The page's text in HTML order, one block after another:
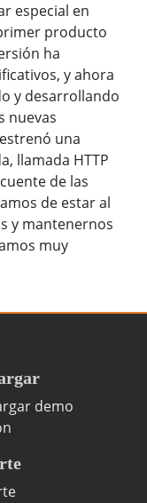
especial en
producto
ha
y ahora
y desarrollando
nuevas
una
llamada HTTP
de las
de estar al
y mantenernos
muy
demo